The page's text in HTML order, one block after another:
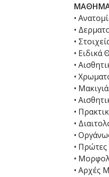
•
•
•
• Ειδικά
•
•
•
•
•
•
•
•
•
• Αρχές